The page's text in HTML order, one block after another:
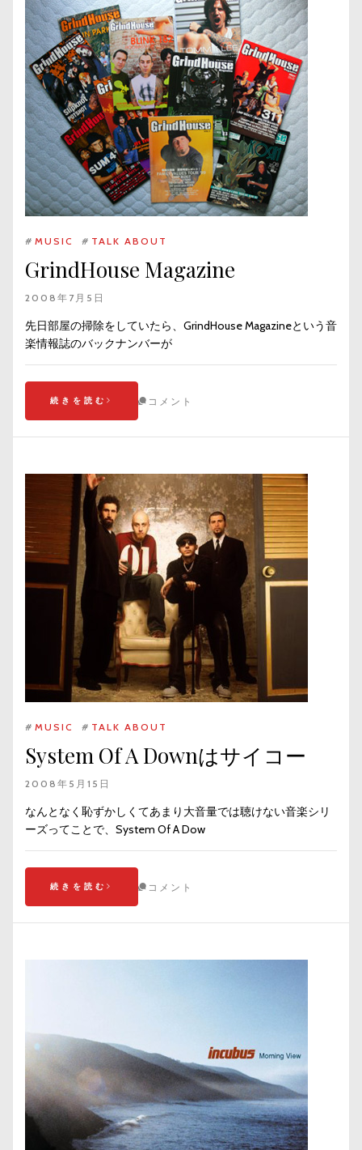
# MUSIC # TALK ABOUT
GrindHouse Magazine
2008年7月5日
先日部屋の掃除をしていたら、GrindHouse Magazineという音
楽情報誌のバックナンバーが
続きを読む コメント
# MUSIC # TALK ABOUT
System Of A Downはサイコー
2008年5月15日
なんとなく恥ずかしくてあまり大音量では聴けない音楽シリ
ーズってことで、System Of A Dow
続きを読む コメント